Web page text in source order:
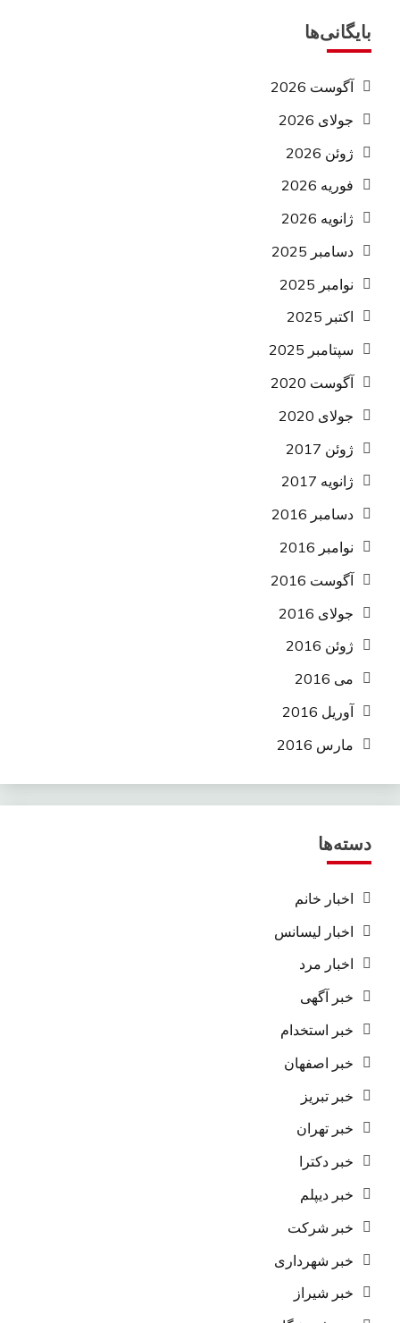
بایگانی‌ها
آگوست 2026
جولای 2026
ژوئن 2026
فوریه 2026
ژانویه 2026
دسامبر 2025
نوامبر 2025
اکتبر 2025
سپتامبر 2025
آگوست 2020
جولای 2020
ژوئن 2017
ژانویه 2017
دسامبر 2016
نوامبر 2016
آگوست 2016
جولای 2016
ژوئن 2016
می 2016
آوریل 2016
مارس 2016
دسته‌ها
اخبار خانم
اخبار لیسانس
اخبار مرد
خبر آگهی
خبر استخدام
خبر اصفهان
خبر تبریز
خبر تهران
خبر دکترا
خبر دیپلم
خبر شرکت
خبر شهرداری
خبر شیراز